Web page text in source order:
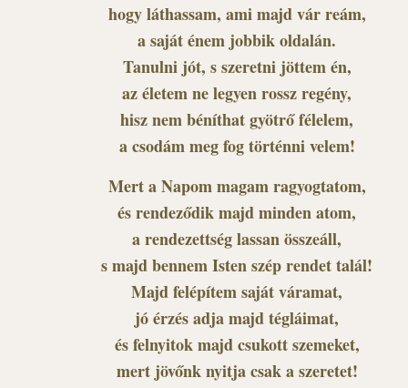
hogy láthassam, ami majd vár reám,
a saját énem jobbik oldalán.
Tanulni jót, s szeretni jöttem én,
az életem ne legyen rossz regény,
hisz nem béníthat gyötrő félelem,
a csodám meg fog történni velem!
Mert a Napom magam ragyogtatom,
és rendeződik majd minden atom,
a rendezettség lassan összeáll,
s majd bennem Isten szép rendet talál!
Majd felépítem saját váramat,
jó érzés adja majd tégláimat,
és felnyitok majd csukott szemeket,
mert jövőnk nyitja csak a szeretet!